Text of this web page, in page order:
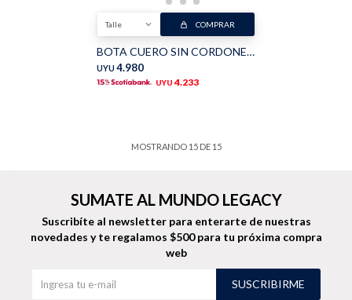
Talle COMPRAR
BOTA CUERO SIN CORDONES - Negro
UYU 4.980
UYU 4.233
MOSTRANDO 15DE 15
SUMATE AL MUNDO LEGACY
Suscribíte al newsletter para enterarte de nuestras
novedades y te regalamos $500 para tu próxima compra
web
SUSCRIBIRME